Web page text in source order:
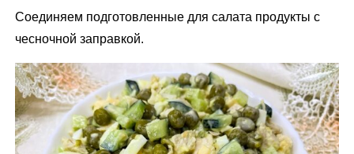
Соединяем подготовленные для салата продукты с
чесночной заправкой.